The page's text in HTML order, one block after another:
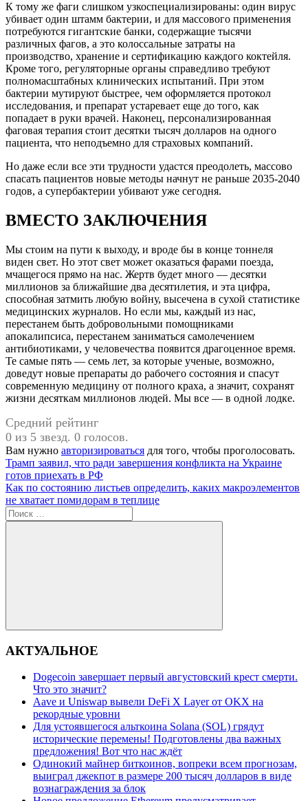
К тому же фаги слишком узкоспециализированы: один вирус
убивает один штамм бактерии, и для массового применения
потребуются гигантские банки, содержащие тысячи
различных фагов, а это колоссальные затраты на
производство, хранение и сертификацию каждого коктейля.
Кроме того, регуляторные органы справедливо требуют
полномасштабных клинических испытаний. При этом
бактерии мутируют быстрее, чем оформляется протокол
исследования, и препарат устаревает еще до того, как
попадает в руки врачей. Наконец, персонализированная
фаговая терапия стоит десятки тысяч долларов на одного
пациента, что неподъемно для страховых компаний.
Но даже если все эти трудности удастся преодолеть, массово
спасать пациентов новые методы начнут не раньше 2035-2040
годов, а супербактерии убивают уже сегодня.
ВМЕСТО ЗАКЛЮЧЕНИЯ
Мы стоим на пути к выходу, и вроде бы в конце тоннеля
виден свет. Но этот свет может оказаться фарами поезда,
мчащегося прямо на нас. Жертв будет много — десятки
миллионов за ближайшие два десятилетия, и эта цифра,
способная затмить любую войну, высечена в сухой статистике
медицинских журналов. Но если мы, каждый из нас,
перестанем быть добровольными помощниками
апокалипсиса, перестанем заниматься самолечением
антибиотиками, у человечества появится драгоценное время.
Те самые пять — семь лет, за которые ученые, возможно,
доведут новые препараты до рабочего состояния и спасут
современную медицину от полного краха, а значит, сохранят
жизни десяткам миллионов людей. Мы все — в одной лодке.
Средний рейтинг
0 из 5 звезд. 0 голосов.
Вам нужно авторизироваться для того, чтобы проголосовать.
Навигация
по
записям
Предыдущая
запись:
Трамп заявил, что ради завершения конфликта на Украине
готов приехать в РФ
Следующая
запись:
Как по состоянию листьев определить, каких макроэлементов
не хватает помидорам в теплице
Поиск
для:
Поиск
АКТУАЛЬНОЕ
Dogecoin завершает первый августовский крест смерти.
Что это значит?
Aave и Uniswap вывели DeFi X Layer от OKX на
рекордные уровни
Для устоявшегося альткоина Solana (SOL) грядут
исторические перемены! Подготовлены два важных
предложения! Вот что нас ждёт
Одинокий майнер биткоинов, вопреки всем прогнозам,
выиграл джекпот в размере 200 тысяч долларов в виде
вознаграждения за блок